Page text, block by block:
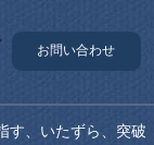
お問い合わせ
す、いたずら、突破